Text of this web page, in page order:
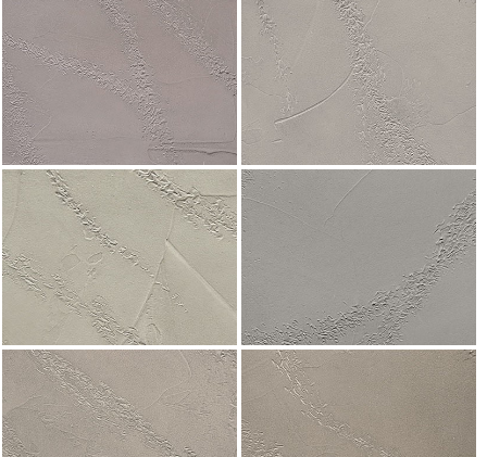
selezionati nei riquadri sottostanti. Cliccando su “
mostra
” puoi vedere nel dettaglio le finalità dei singoli
cookie e le terze parti che installano i cookie tramite il
presente sito. Puoi gestire in maniera del tutto autonoma i
cookie tramite la sezione "Cookie Policy - Impostazioni
Cookie", accettando o inibendo l'utilizzo delle diverse
tipologie di Cookie attive sul nostro sito.
Clicca qui per visualizzare l’Informativa Privacy.